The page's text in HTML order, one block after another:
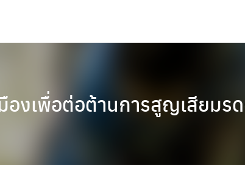
องเพื่อต่อต้านการสูญเสียมร